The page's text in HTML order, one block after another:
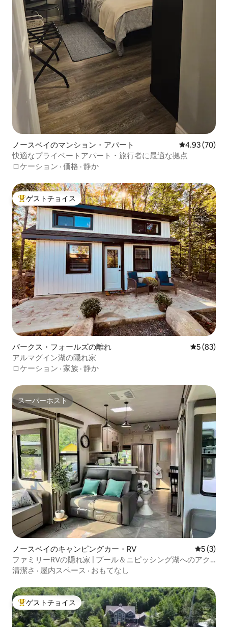
ノースベイのマンション・アパート レビュー70
4.93 (70)
快適なプライベートアパート・旅行者に最適な拠点
ロケーション · 価格 · 静か
大好評のゲストチョイスです。
ゲストチョイス
バークス・フォールズの離れ レビュー
5 (83)
アルマグイン湖の隠れ家
ロケーション · 家族 · 静か
スーパーホスト
スーパーホスト
ノースベイのキャンピングカー・RV レビュー
5 (3)
ファミリーRVの隠れ家 | プール＆ニピッシング湖へのアク
セス
清潔さ · 屋内スペース · おもてなし
大好評のゲストチョイスです。
ゲストチョイス